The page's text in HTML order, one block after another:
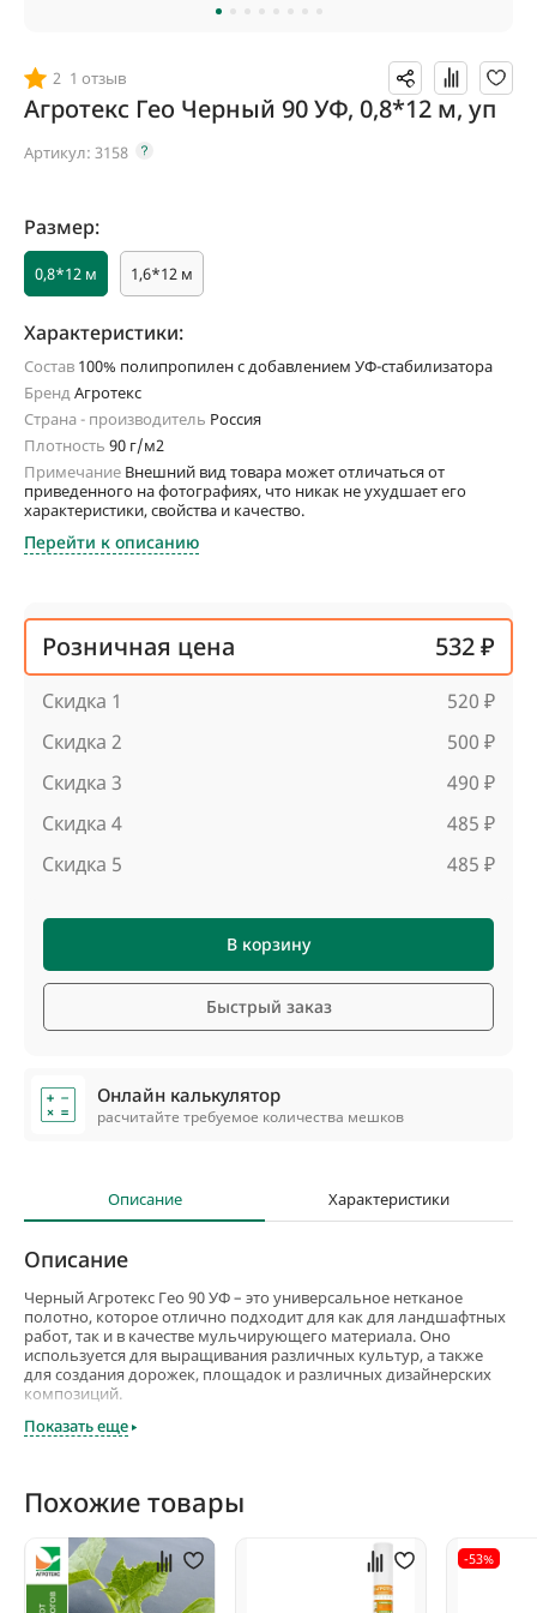
2 1 отзыв
Агротекс Гео Черный 90 УФ, 0,8*12 м, уп
Артикул: 3158
Размер:
0,8*12 м 1,6*12 м
Характеристики:
Состав 100% полипропилен с добавлением УФ-стабилизатора
БрендАгротекс
Страна - производитель Россия
Плотность 90 г/м2
Примечание Внешний вид товара может отличаться от
приведенного на фотографиях, что никак не ухудшает его
характеристики, свойства и качество.
Перейти к описанию
Розничная цена 532 ₽
Скидка 1
520 ₽
Скидка 2
500 ₽
Скидка 3
490 ₽
Скидка 4
485 ₽
Скидка 5
485 ₽
В корзину
Быстрый заказ
Онлайн калькулятор
расчитайте требуемое количества мешков
Описание Характеристики
Описание
Черный Агротекс Гео 90 УФ – это универсальное нетканое
полотно, которое отлично подходит для как для ландшафтных
работ, так и в качестве мульчирующего материала. Оно
используется для выращивания различных культур, а также
для создания дорожек, площадок и различных дизайнерских
композиций.
Материал имеет плотность 90 г на квадратный метр. Плотное
улучшенная защита от воздействия ультрафиолета.
90
Предназначение:
Цветники;
Показать еще
Похожие товары
-53%